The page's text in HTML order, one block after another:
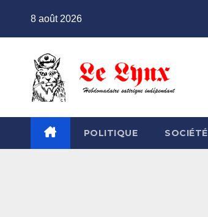
8 août 2026
POLITIQUE SOCIÉTÉ